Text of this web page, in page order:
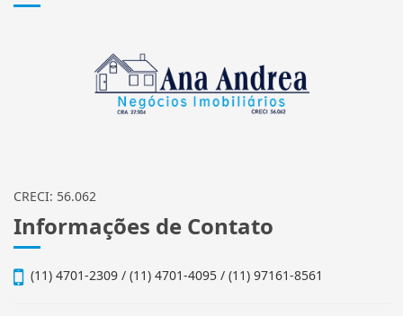
CRECI: 56.062
Informações de Contato
(11) 4701-2309 / (11) 4701-4095 / (11) 97161-8561